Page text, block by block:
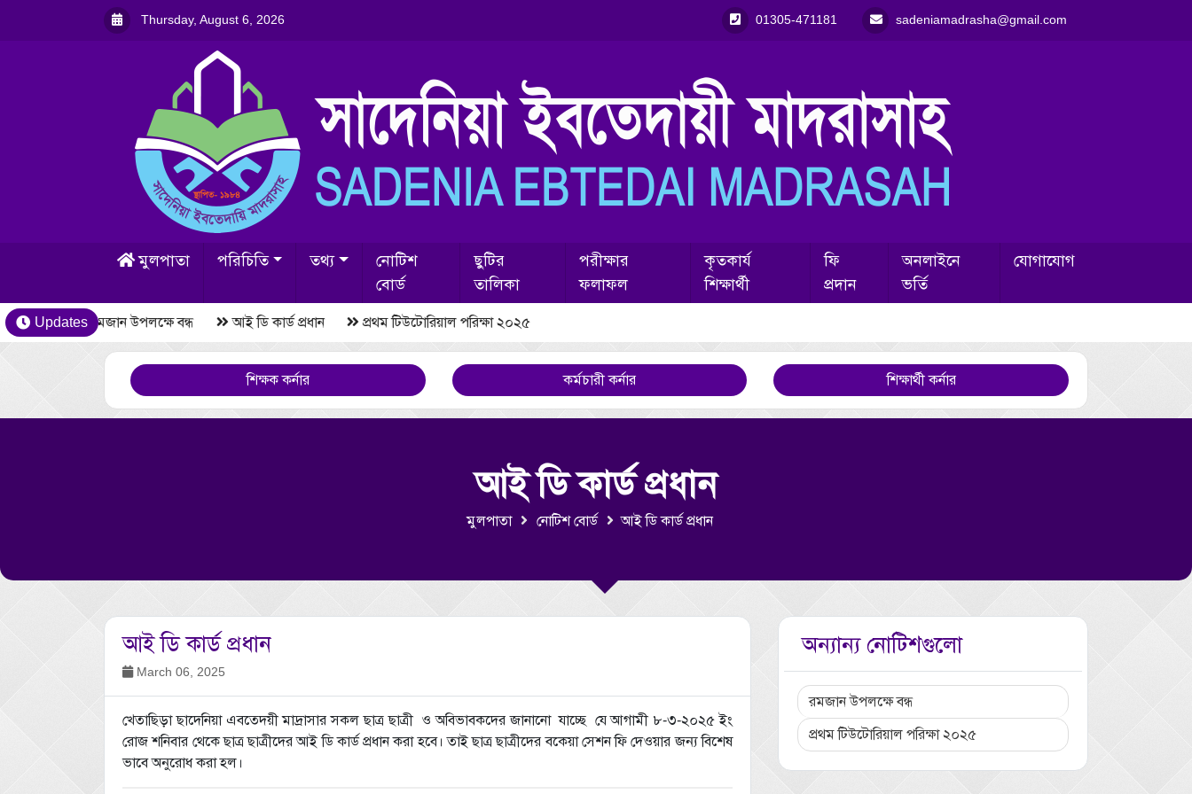
Thursday, August 6, 2026 01305-471181 sadeniamadrasha@gmail.com
মুলপাতা পরিচিতি তথ্য
নোটিশ
বোর্ড
ছুটির
তালিকা
পরীক্ষার
ফলাফল
কৃতকার্য
শিক্ষার্থী
ফি
প্রদান
অনলাইনে
ভর্তি
যোগাযোগ
Updatesরমজান উপলক্ষে বন্ধ আই ডি কার্ড প্রধান প্রথম টিউটোরিয়াল পরিক্ষা ২০২৫
শিক্ষক কর্নার কর্মচারী কর্নার শিক্ষার্থী কর্নার
আই ডি কার্ড প্রধান
মুলপাতা নোটিশ বোর্ড আই ডি কার্ড প্রধান
আই ডি কার্ড প্রধান
March 06, 2025
খেতাছিড়া ছাদেনিয়া এবতেদয়ী মাদ্রাসার সকল ছাত্র ছাত্রী ও অবিভাবকদের জানানো যাচ্ছে যে আগামী ৮-৩-২০২৫ ইং
রোজ শনিবার থেকে ছাত্র ছাত্রীদের আই ডি কার্ড প্রধান করা হবে। তাই ছাত্র ছাত্রীদের বকেয়া সেশন ফি দেওয়ার জন্য বিশেষ
ভাবে অনুরোধ করা হল।
অন্যান্য নোটিশগুলো
রমজান উপলক্ষে বন্ধ
প্রথম টিউটোরিয়াল পরিক্ষা ২০২৫